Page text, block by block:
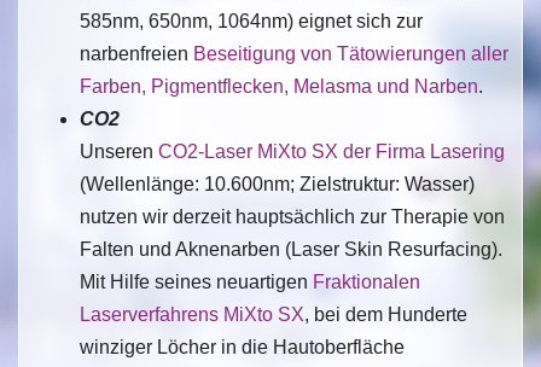
585nm, 650nm, 1064nm) eignet sich zur
narbenfreien Beseitigung von Tätowierungen aller
Farben, Pigmentflecken, Melasma und Narben.
CO2
Unseren CO2-Laser MiXto SX der Firma Lasering
(Wellenlänge: 10.600nm; Zielstruktur: Wasser)
nutzen wir derzeit hauptsächlich zur Therapie von
Falten und Aknenarben (Laser Skin Resurfacing).
Mit Hilfe seines neuartigen Fraktionalen
Laserverfahrens MiXto SX, bei dem Hunderte
winziger Löcher in die Hautoberfläche